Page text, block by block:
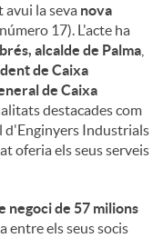
avui la seva nova
17). L'acte ha
alcalde de Palma
de Caixa
de Caixa
destacades com
d'Enginyers Industrials
oferia els seus serveis
negoci de 57 milions
entre els seus socis